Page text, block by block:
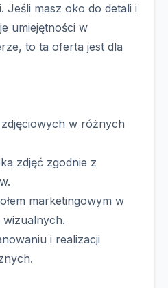
Jeśli masz oko do detali i
umiejętności w
to ta oferta jest dla
w różnych
zdjęć zgodnie z
marketingowym w
i realizacji